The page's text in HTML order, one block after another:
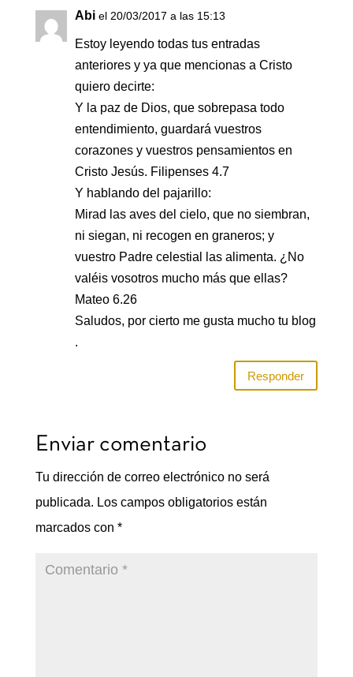
Abi el 20/03/2017 a las 15:13
Estoy leyendo todas tus entradas
anteriores y ya que mencionas a Cristo
quiero decirte:
Y la paz de Dios, que sobrepasa todo
entendimiento, guardará vuestros
corazones y vuestros pensamientos en
Cristo Jesús. Filipenses 4.7
Y hablando del pajarillo:
Mirad las aves del cielo, que no siembran,
ni siegan, ni recogen en graneros; y
vuestro Padre celestial las alimenta. ¿No
valéis vosotros mucho más que ellas?
Mateo 6.26
Saludos, por cierto me gusta mucho tu blog
.
Responder
Enviar comentario
Tu dirección de correo electrónico no será
publicada. Los campos obligatorios están
marcados con *